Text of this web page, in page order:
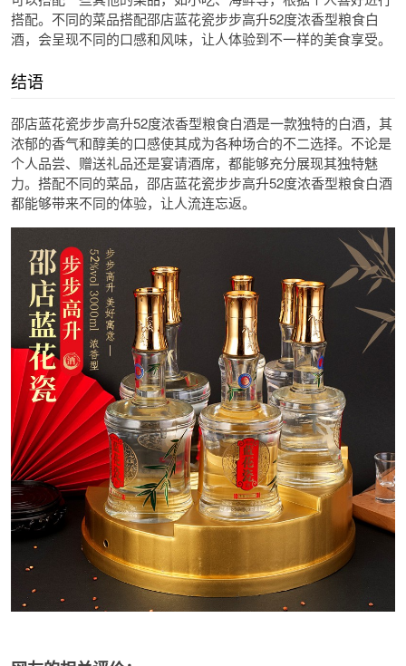
搭配。不同的菜品搭配邵店蓝花瓷步步高升52度浓香型粮食白
酒，会呈现不同的口感和风味，让人体验到不一样的美食享受。
结语
邵店蓝花瓷步步高升52度浓香型粮食白酒是一款独特的白酒，其
浓郁的香气和醇美的口感使其成为各种场合的不二选择。不论是
个人品尝、赠送礼品还是宴请酒席，都能够充分展现其独特魅
力。搭配不同的菜品，邵店蓝花瓷步步高升52度浓香型粮食白酒
都能够带来不同的体验，让人流连忘返。